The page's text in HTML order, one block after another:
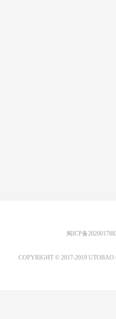
闽ICP备
COPYRIGHT © 2017-2019